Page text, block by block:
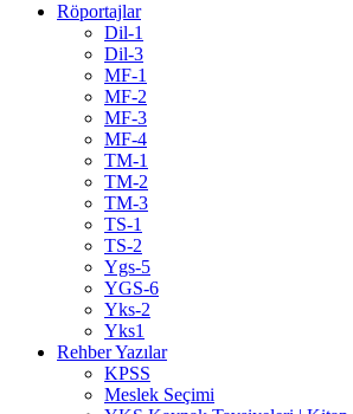
Röportajlar
Dil-1
Dil-3
MF-1
MF-2
MF-3
MF-4
TM-1
TM-2
TM-3
TS-1
TS-2
Ygs-5
YGS-6
Yks-2
Yks1
Rehber Yazılar
KPSS
Meslek Seçimi